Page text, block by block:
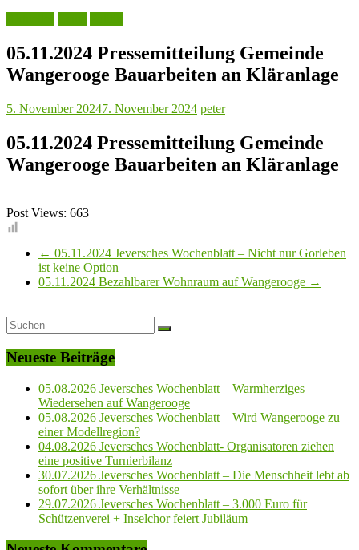
05.11.2024 Pressemitteilung Gemeinde
Wangerooge Bauarbeiten an Kläranlage
5. November 20247. November 2024 peter
05.11.2024 Pressemitteilung Gemeinde
Wangerooge Bauarbeiten an Kläranlage
Post Views: 663
← 05.11.2024 Jeversches Wochenblatt – Nicht nur Gorleben
ist keine Option
05.11.2024 Bezahlbarer Wohnraum auf Wangerooge →
Neueste Beiträge
05.08.2026 Jeversches Wochenblatt – Warmherziges
Wiedersehen auf Wangerooge
05.08.2026 Jeversches Wochenblatt – Wird Wangerooge zu
einer Modellregion?
04.08.2026 Jeversches Wochenblatt- Organisatoren ziehen
eine positive Turnierbilanz
30.07.2026 Jeversches Wochenblatt – Die Menschheit lebt ab
sofort über ihre Verhältnisse
29.07.2026 Jeversches Wochenblatt – 3.000 Euro für
Schützenverei + Inselchor feiert Jubiläum